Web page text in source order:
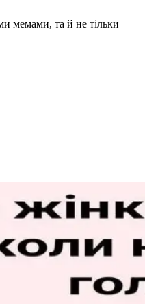
мемами, та й не тільки